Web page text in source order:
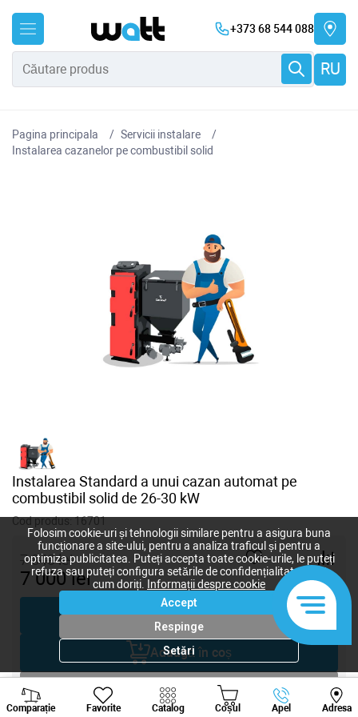
+373 68 544 088
RU
Pagina principala
Servicii instalare
Instalarea cazanelor pe combustibil solid
Instalarea Standard a unui cazan automat pe
combustibil solid de 26-30 kW
Cod produs:16701
7 840lei
7 000lei - +
Cumpără acum
Adaugă în coș
Negociază
Comparație Favorite Catalog Coșul Apel Adresa
Viber Whatsapp
Folosim cookie-uri și tehnologii similare pentru a asigura buna
funcționare a site-ului, pentru a analiza traficul și pentru a
optimiza publicitatea. Puteți accepta toate cookie-urile, le puteți
refuza sau puteți configura setările de confidențialitate după
cum doriți.
Informații despre cookie
Accept
Respinge
Setări